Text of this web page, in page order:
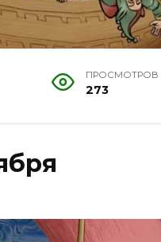
ПРОСМОТРОВ
273